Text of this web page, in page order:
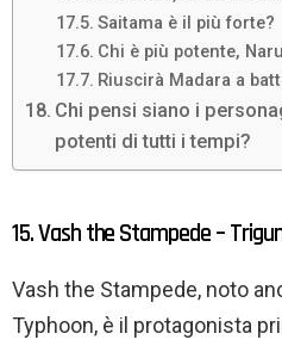
Saitama è il più forte?
Chi è più potente,
Riuscirà Madara a
Chi pensi siano i
potenti di tutti i tempi?
15. Vash the Stampede –
Vash the Stampede, noto
Typhoon, è il protagonista